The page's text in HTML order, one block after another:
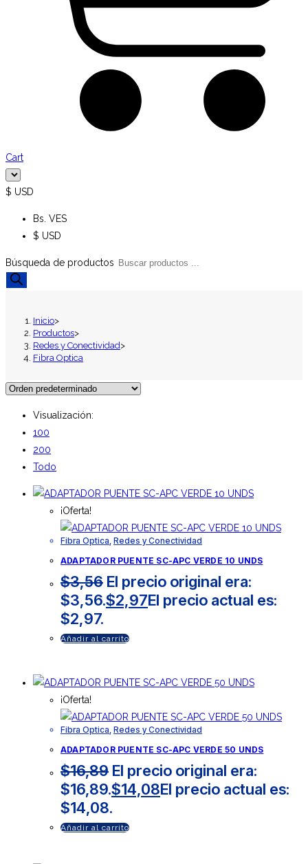
Cart
$ USD
Bs. VES
$ USD
Búsqueda de productos
Inicio>
Productos>
Redes y Conectividad>
Fibra Optica
Visualización:
100
200
Todo
¡Oferta!
Fibra Optica, Redes y Conectividad
ADAPTADOR PUENTE SC-APC VERDE 10 UNDS
$3,56 El precio original era:
$3,56.$2,97El precio actual es:
$2,97.
Añadir al carrito
¡Oferta!
Fibra Optica, Redes y Conectividad
ADAPTADOR PUENTE SC-APC VERDE 50 UNDS
$16,89 El precio original era:
$16,89.$14,08El precio actual es:
$14,08.
Añadir al carrito